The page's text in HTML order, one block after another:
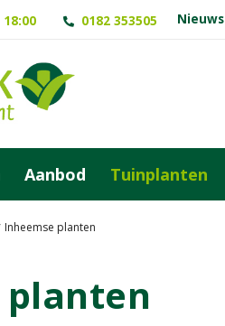
Inheemse planten
18:00 0182 353505 Nieuws
Aanbod Tuinplanten